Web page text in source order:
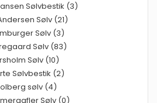
Sølvbestik (3)
Sølv (21)
Sølv (3)
Sølv (83)
Sølv (10)
Sølvbestik (2)
sølv (4)
Sølv (0)